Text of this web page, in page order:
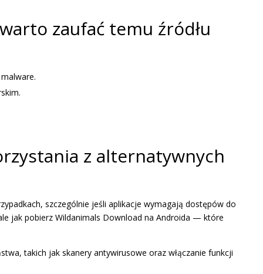
zaufać temu źródłu
z alternatywnych
szczególnie jeśli aplikacje wymagają dostępów do
jak pobierz Wildanimals Download na Androida — które
takich jak skanery antywirusowe oraz włączanie funkcji